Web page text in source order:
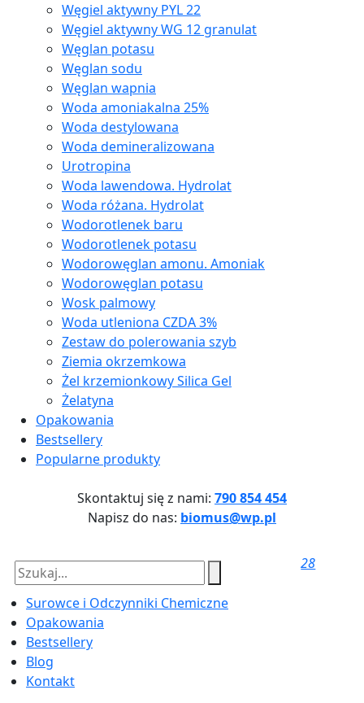
Węgiel aktywny PYL 22
Węgiel aktywny WG 12 granulat
Węglan potasu
Węglan sodu
Węglan wapnia
Woda amoniakalna 25%
Woda destylowana
Woda demineralizowana
Urotropina
Woda lawendowa. Hydrolat
Woda różana. Hydrolat
Wodorotlenek baru
Wodorotlenek potasu
Wodorowęglan amonu. Amoniak
Wodorowęglan potasu
Wosk palmowy
Woda utleniona CZDA 3%
Zestaw do polerowania szyb
Ziemia okrzemkowa
Żel krzemionkowy Silica Gel
Żelatyna
Opakowania
Bestsellery
Popularne produkty
Skontaktuj się z nami: 790 854 454
Napisz do nas: biomus@wp.pl
28
Surowce i Odczynniki Chemiczne
Opakowania
Bestsellery
Blog
Kontakt